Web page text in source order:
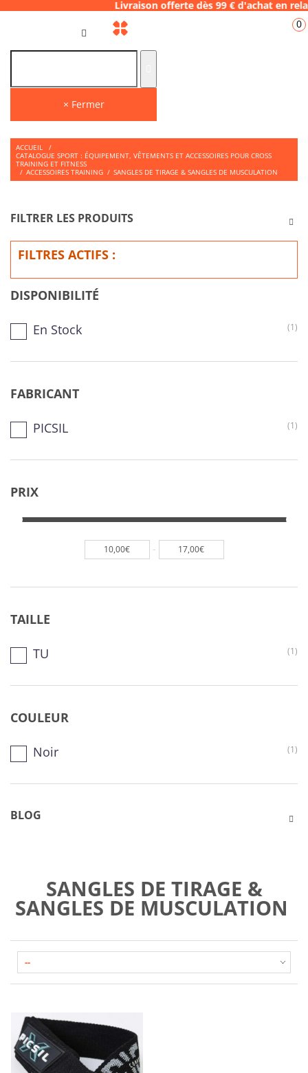
Livraison offerte dès 99 € d'achat
× Fermer
0
ACCUEIL
/
CATALOGUE SPORT : ÉQUIPEMENT, VÊTEMENTS ET ACCESSOIRES POUR CROSS
TRAINING ET FITNESS
/ ACCESSOIRES TRAINING / SANGLES DE TIRAGE & SANGLES DE MUSCULATION
FILTRER LES PRODUITS
FILTRES ACTIFS :
DISPONIBILITÉ
En Stock (1)
FABRICANT
PICSIL (1)
PRIX
10,00€ - 17,00€
TAILLE
TU (1)
COULEUR
Noir (1)
BLOG
SANGLES DE TIRAGE &
SANGLES DE MUSCULATION